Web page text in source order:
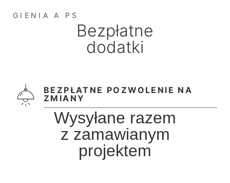
GIENIA A PS
Bezpłatne
dodatki
BEZPŁATNE POZWOLENIE NA
ZMIANY
Wysyłane razem
z zamawianym
projektem